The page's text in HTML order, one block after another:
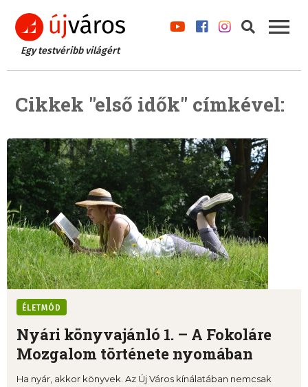
Egy testvéribb világért
Cikkek "első idők" címkével:
ÉLETMÓD
Nyári könyvajánló 1. – A Fokoláre
Mozgalom története nyomában
Ha nyár, akkor könyvek. Az Új Város kínálatában nemcsak